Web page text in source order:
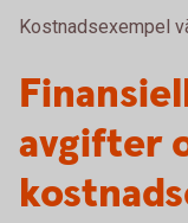
Kostnadsexempel
avgifter